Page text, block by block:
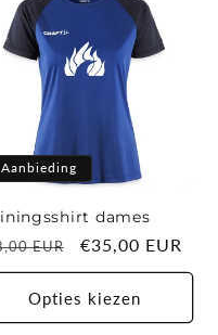
Aanbieding
dames
EUR €35,00 EUR
Opties kiezen